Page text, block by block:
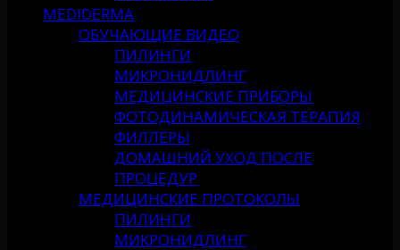
MEDIDERMA
ОБУЧАЮЩИЕ ВИДЕО
ПИЛИНГИ
МИКРОНИДЛИНГ
МЕДИЦИНСКИЕ ПРИБОРЫ
ФОТОДИНАМИЧЕСКАЯ ТЕРАПИЯ
ФИЛЛЕРЫ
ДОМАШНИЙ УХОД ПОСЛЕ
ПРОЦЕДУР
МЕДИЦИНСКИЕ ПРОТОКОЛЫ
ПИЛИНГИ
МИКРОНИДЛИНГ